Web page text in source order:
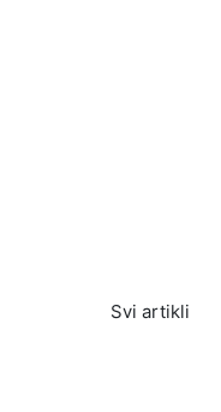
Svi artikli